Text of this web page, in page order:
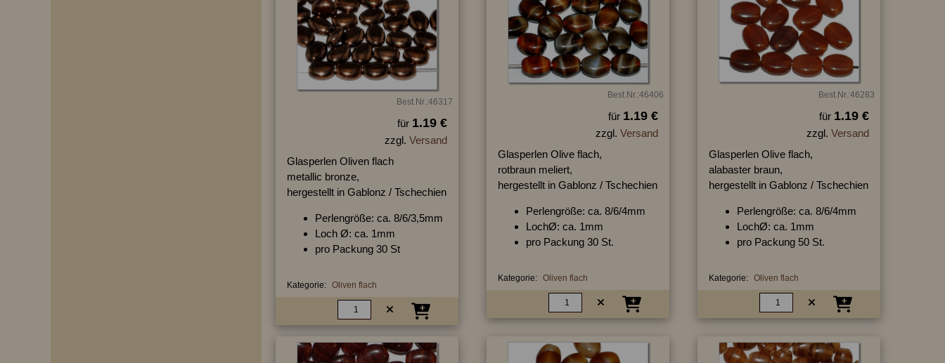
Best.Nr.:46317
für 1.19 €
zzgl. Versand
Glasperlen Oliven flach
metallic bronze,
hergestellt in Gablonz / Tschechien
Perlengröße: ca. 8/6/3,5mm
Loch Ø: ca. 1mm
pro Packung 30 St
Kategorie: Oliven flach
Best.Nr.:46406
für 1.19 €
zzgl. Versand
Glasperlen Olive flach,
rotbraun meliert,
hergestellt in Gablonz / Tschechien
Perlengröße: ca. 8/6/4mm
LochØ: ca. 1mm
pro Packung 30 St.
Kategorie: Oliven flach
Best.Nr.:46283
für 1.19 €
zzgl. Versand
Glasperlen Olive flach,
alabaster braun,
hergestellt in Gablonz / Tschechien
Perlengröße: ca. 8/6/4mm
LochØ: ca. 1mm
pro Packung 50 St.
Kategorie: Oliven flach